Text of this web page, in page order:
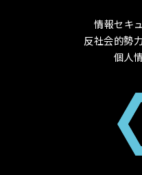
情報セキ
反社会的勢
個人